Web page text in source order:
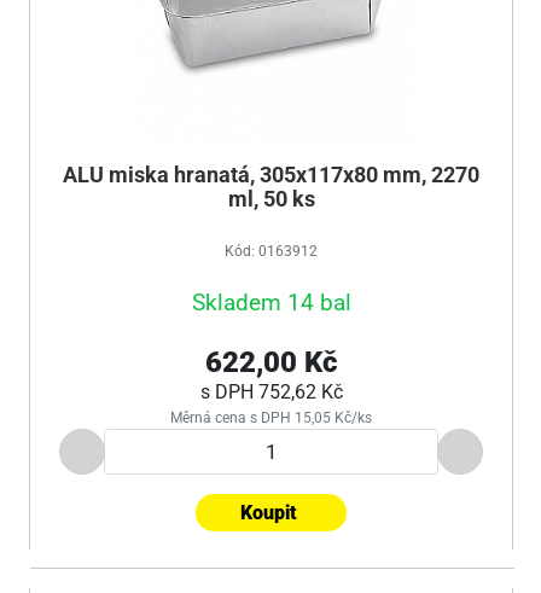
ALU miska hranatá, 305x117x80 mm, 2270
ml, 50 ks
Kód: 0163912
Skladem 14 bal
622,00 Kč
s DPH 752,62 Kč
Měrná cena s DPH 15,05 Kč/ks
Koupit